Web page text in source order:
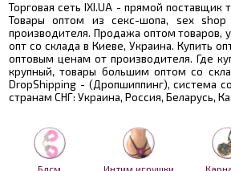
Торговая сеть IXI.UA - прямой поставщик
Товары оптом из секс-шопа, sex
производителя. Продажа оптом товаров,
опт со склада в Киеве, Украина. Купить
оптовым ценам от производителя. Где
крупный, товары большим оптом со
DropShipping - (Дропшиппинг), система
странам СНГ: Украина, Россия, Беларусь,
Бдсм Интим игрушки